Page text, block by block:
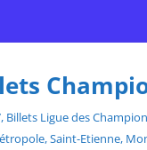
Ligue des
Saint-Etienne,